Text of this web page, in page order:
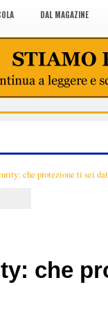
DAL MAGAZINE
che protezione ti sei
che